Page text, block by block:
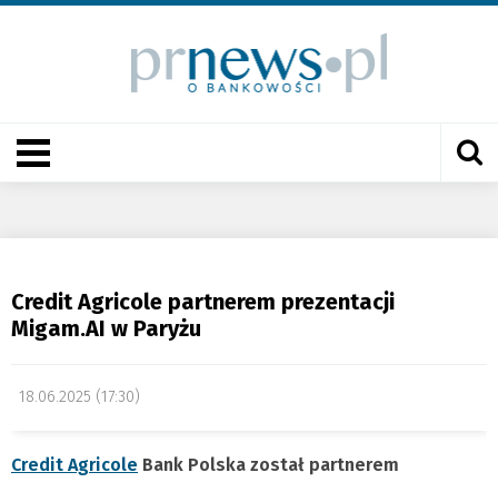
Credit Agricole partnerem prezentacji
Migam.AI w Paryżu
18.06.2025 (17:30)
Credit Agricole Bank Polska został partnerem